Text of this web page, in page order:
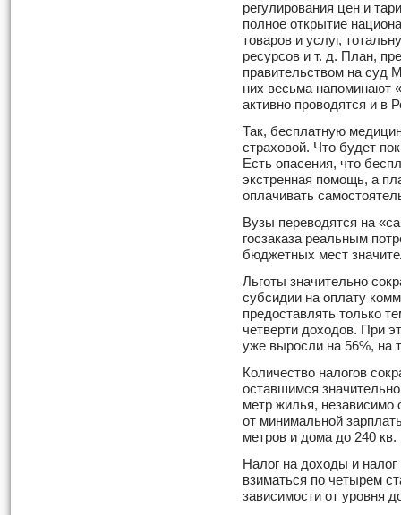
регулирования цен и
полное открытие
товаров и услуг,
ресурсов и т. д. План,
правительством на суд
них весьма напоминают
активно проводятся и в
Так, бесплатную
страховой. Что будет
Есть опасения, что
экстренная помощь, а
оплачивать
Вузы переводятся на
госзаказа реальным
бюджетных мест
Льготы значительно
субсидии на оплату
предоставлять только
четверти доходов. При
уже выросли на 56%, на
Количество налогов
оставшимся
метр жилья,
от минимальной
метров и дома до 240 кв.
Налог на доходы и
взиматься по четырем
зависимости от уровня